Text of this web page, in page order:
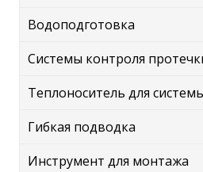
Водоподготовка
Системы контроля
Теплоноситель для
Гибкая подводка
Инструмент для монтажа